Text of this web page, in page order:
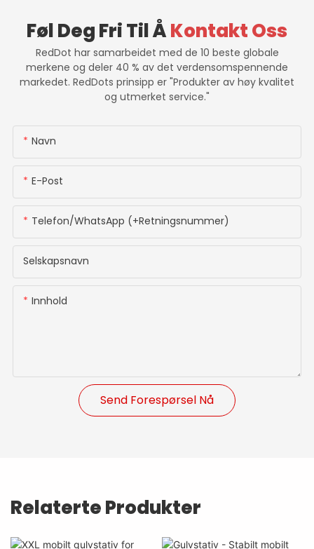
Føl Deg Fri Til ÅKontakt Oss
RedDot har samarbeidet med de 10 beste globale
merkene og deler 40 % av det verdensomspennende
markedet. RedDots prinsipp er "Produkter av høy kvalitet
og utmerket service."
Navn
E-Post
Telefon/WhatsApp (+retningsnummer)
Selskapsnavn
Innhold
Send Forespørsel Nå
Relaterte Produkter